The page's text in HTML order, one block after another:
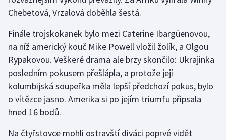
Chebetová, Vrzalová doběhla šestá.
Finále trojskokanek bylo mezi Caterine Ibargüenovou,
na níž americký kouč Mike Powell vložil žolík, a Olgou
Rypakovou. Veškeré drama ale brzy skončilo: Ukrajinka
posledním pokusem přešlápla, a protože její
kolumbijská soupeřka měla lepší předchozí pokus, bylo
o vítězce jasno. Amerika si po jejím triumfu připsala
hned 16 bodů.
Na čtyřstovce mohli ostravští diváci poprvé vidět